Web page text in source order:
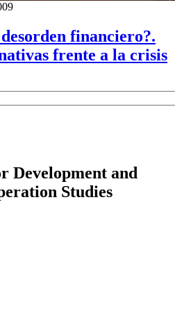
financiero?.
frente a la crisis
Development and
Studies